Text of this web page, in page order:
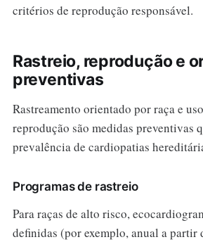
critérios de reprodução responsável.
Rastreio, reprodução e
preventivas
Rastreamento orientado por raça e
reprodução são medidas preventivas
prevalência de cardiopatias
Programas de rastreio
Para raças de alto risco,
definidas (por exemplo, anual a partir